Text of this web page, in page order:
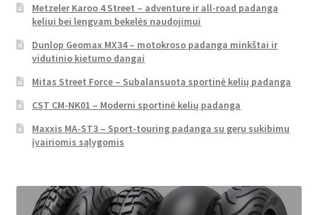
Metzeler Karoo 4 Street – adventure ir all-road padanga
keliui bei lengvam bekelės naudojimui
Dunlop Geomax MX34 – motokroso padanga minkštai ir
vidutinio kietumo dangai
Mitas Street Force – Subalansuota sportinė kelių padanga
CST CM-NK01 – Moderni sportinė kelių padanga
Maxxis MA-ST3 – Sport-touring padanga su geru sukibimu
įvairiomis sąlygomis